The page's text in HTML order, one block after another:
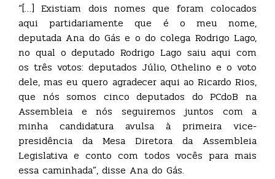
“[…] Existiam dois nomes que foram colocados
aqui partidariamente que é o meu nome,
deputada Ana do Gás e o do colega Rodrigo Lago,
no qual o deputado Rodrigo Lago saiu aqui com
os três votos: deputados Júlio, Othelino e o voto
dele, mas eu quero agradecer aqui ao Ricardo Rios,
que nós somos cinco deputados do PCdoB na
Assembleia e nós seguiremos juntos com a
minha candidatura avulsa à primeira vice-
presidência da Mesa Diretora da Assembleia
Legislativa e conto com todos vocês para mais
essa caminhada”, disse Ana do Gás.